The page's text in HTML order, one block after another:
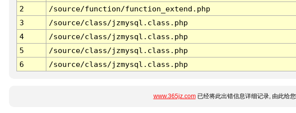
2
/source/function/function_extend.php
3
/source/class/jzmysql.class.php
4
/source/class/jzmysql.class.php
5
/source/class/jzmysql.class.php
6
/source/class/jzmysql.class.php
www.365jz.com已经将此出错信息详细记录, 由此给